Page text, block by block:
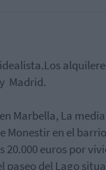
Madrid.
Marbella, La
Monestir en el
20.000 euros por
paseo del Lago